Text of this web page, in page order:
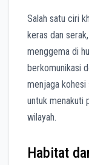
Salah satu ciri
keras dan
menggema di
berkomunikasi
menjaga
untuk menakuti
wilayah.
Habitat